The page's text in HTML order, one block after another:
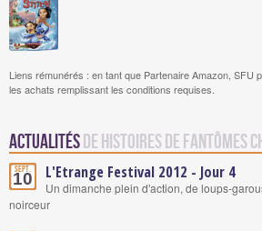
Liens rémunérés : en tant que Partenaire Amazon, SFU
les achats remplissant les conditions requises.
Actualités de Histoires de fantômes
Sept.
10 L'Etrange Festival 2012 - Jour 4
Un dimanche plein d'action, de loups-
noirceur